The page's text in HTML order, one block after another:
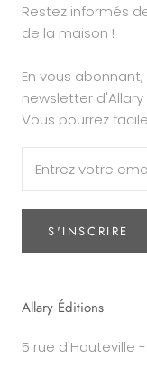
Restez informés
de la maison !
En vous
newsletter
Vous pourrez
S'INSCRIRE
Allary Éditions
5 rue d'Hauteville -